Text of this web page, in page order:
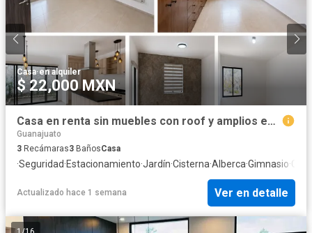
Casa·en alquiler
$ 22,000 MXN
Casa en renta sin muebles con roof y amplios espacios
Guanajuato
3 Recámaras3 BañosCasa
·Seguridad·Estacionamiento·Jardín·Cisterna·Alberca·Gimnasio·
Actualizado hace 1 semana Ver en detalle